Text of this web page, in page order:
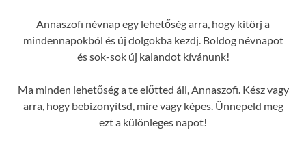
Annaszofi névnap egy lehetőség arra, hogy kitörj a
mindennapokból és új dolgokba kezdj. Boldog névnapot
és sok-sok új kalandot kívánunk!
Ma minden lehetőség a te előtted áll, Annaszofi. Kész vagy
arra, hogy bebizonyítsd, mire vagy képes. Ünnepeld meg
ezt a különleges napot!